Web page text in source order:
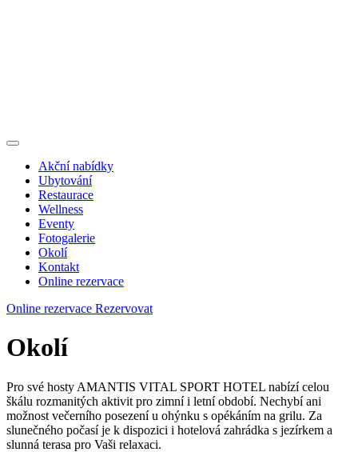
Akční nabídky
Ubytování
Restaurace
Wellness
Eventy
Fotogalerie
Okolí
Kontakt
Online rezervace
Online rezervace Rezervovat
Okolí
Pro své hosty AMANTIS VITAL SPORT HOTEL nabízí celou
škálu rozmanitých aktivit pro zimní i letní období. Nechybí ani
možnost večerního posezení u ohýnku s opékáním na grilu. Za
slunečného počasí je k dispozici i hotelová zahrádka s jezírkem a
slunná terasa pro Vaši relaxaci.